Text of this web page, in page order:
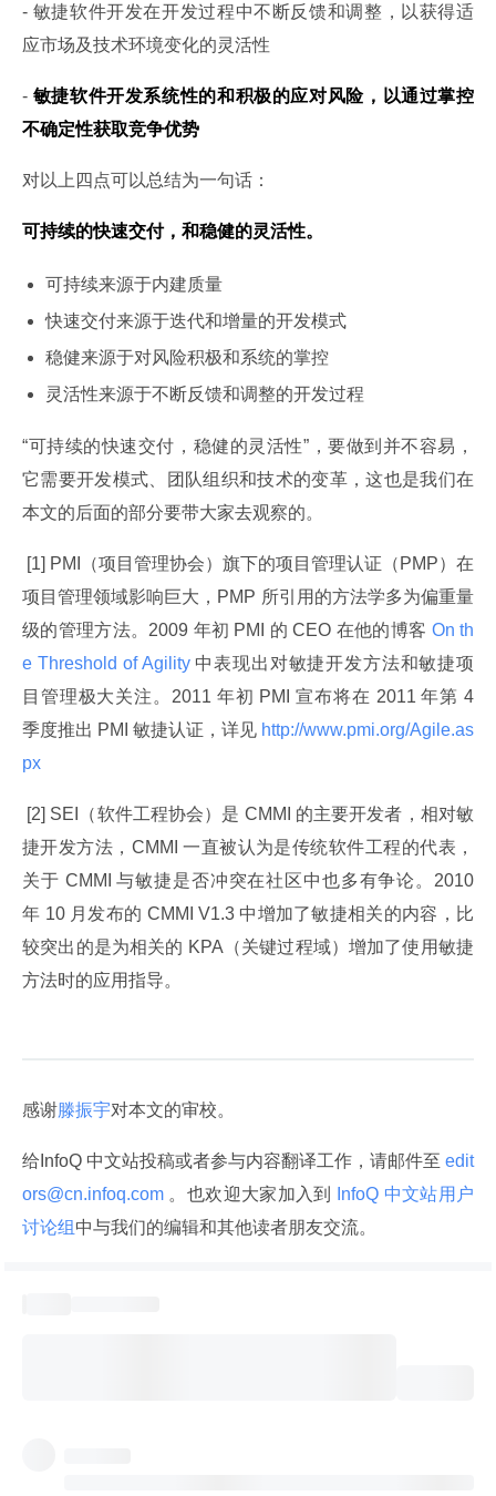
- 敏捷软件开发在开发过程中不断反馈和调整，以获得适
应市场及技术环境变化的灵活性
- 敏捷软件开发系统性的和积极的应对风险，以通过掌控
不确定性获取竞争优势
对以上四点可以总结为一句话：
可持续的快速交付，和稳健的灵活性。
可持续来源于内建质量
快速交付来源于迭代和增量的开发模式
稳健来源于对风险积极和系统的掌控
灵活性来源于不断反馈和调整的开发过程
“可持续的快速交付，稳健的灵活性”，要做到并不容易，
它需要开发模式、团队组织和技术的变革，这也是我们在
本文的后面的部分要带大家去观察的。
项目管理领域影响巨大，PMP 所引用的方法学多为偏重量
级的管理方法。2009 年初 PMI 的 CEO 在他的博客 On th
e Threshold of Agility 中表现出对敏捷开发方法和敏捷项
目管理极大关注。2011 年初 PMI 宣布将在 2011 年第 4
季度推出 PMI 敏捷认证，详见 http://www.pmi.org/Agile.as
px
捷开发方法，CMMI 一直被认为是传统软件工程的代表，
关于 CMMI 与敏捷是否冲突在社区中也多有争论。2010
年 10 月发布的 CMMI V1.3 中增加了敏捷相关的内容，比
较突出的是为相关的 KPA（关键过程域）增加了使用敏捷
方法时的应用指导。
感谢滕振宇对本文的审校。
给InfoQ 中文站投稿或者参与内容翻译工作，请邮件至 edit
ors@cn.infoq.com 。也欢迎大家加入到
InfoQ 中文站用户
讨论组 中与我们的编辑和其他读者朋友交流。